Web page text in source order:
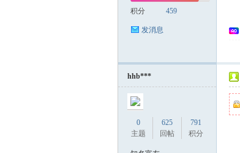
积分 459
发消息
hhb***
0
主题
625
回帖
791
积分